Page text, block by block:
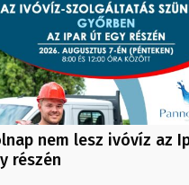
nem lesz ivóvíz az
részén